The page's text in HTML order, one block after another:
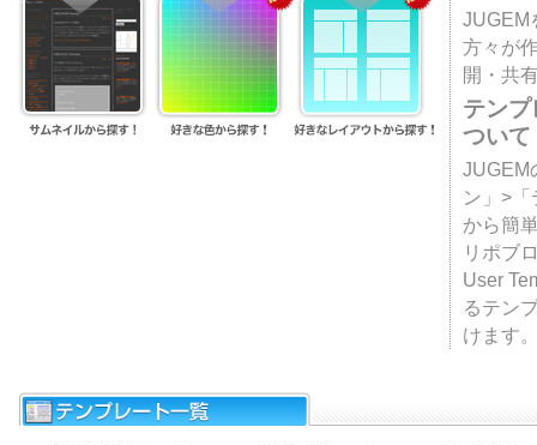
JUGEM
方々が
開・共
テン
ついて
JUGEM
ン」>
から簡
リポブ
User
るテン
けます